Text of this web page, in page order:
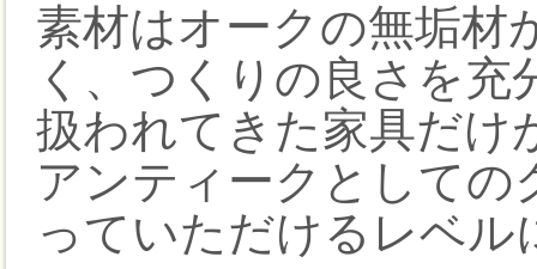
素材はオークの無垢材
く、つくりの良さを
扱われてきた家具だけ
アンティークとしての
っていただけるレベル